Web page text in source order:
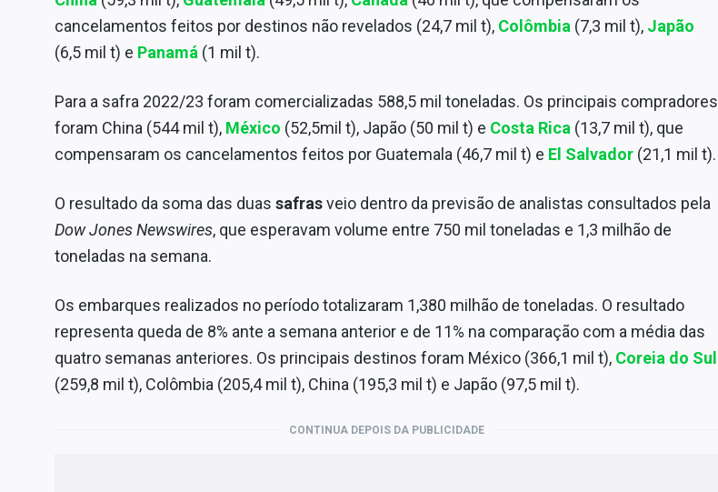
cancelamentos feitos por destinos não revelados (24,7 mil t), Colômbia (7,3 mil t), Japão
(6,5 mil t) e Panamá (1 mil t).
Para a safra 2022/23 foram comercializadas 588,5 mil toneladas. Os principais compradores
foram China (544 mil t), México (52,5mil t), Japão (50 mil t) e Costa Rica (13,7 mil t), que
compensaram os cancelamentos feitos por Guatemala (46,7 mil t) e El Salvador (21,1 mil t).
O resultado da soma das duas safrasveio dentro da previsão de analistas consultados pela
Dow Jones Newswires, que esperavam volume entre 750 mil toneladas e 1,3 milhão de
toneladas na semana.
Os embarques realizados no período totalizaram 1,380 milhão de toneladas. O resultado
representa queda de 8% ante a semana anterior e de 11% na comparação com a média das
quatro semanas anteriores. Os principais destinos foram México (366,1 mil t), Coreia do Sul
(259,8 mil t), Colômbia (205,4 mil t), China (195,3 mil t) e Japão (97,5 mil t).
CONTINUA DEPOIS DA PUBLICIDADE